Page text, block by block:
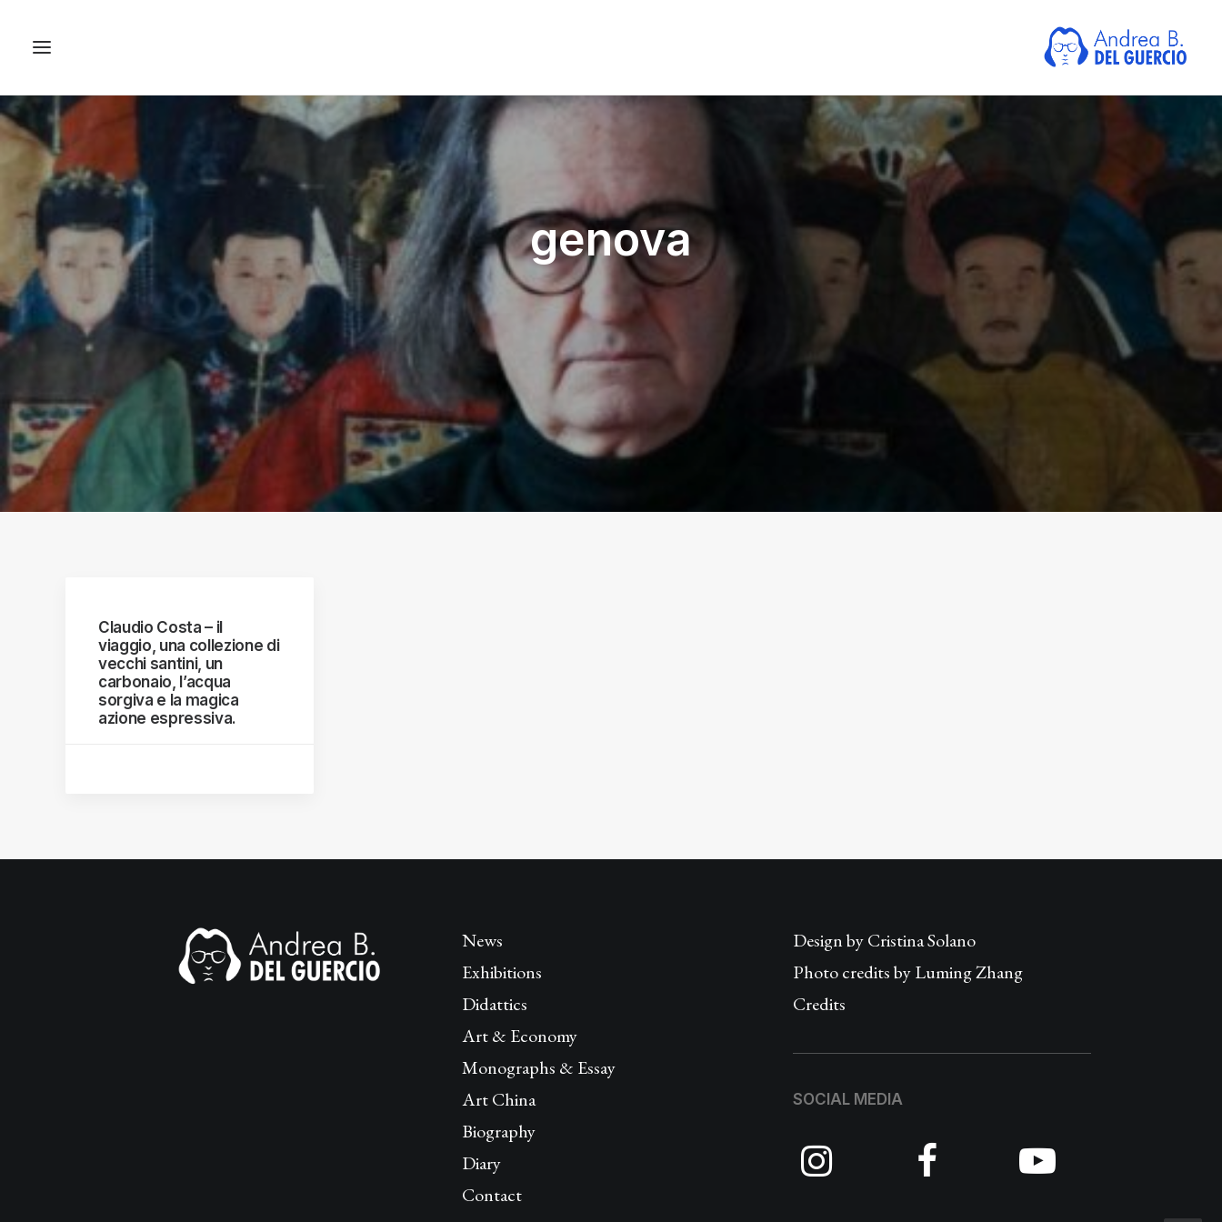
genova
Claudio Costa – il
viaggio, una collezione di
vecchi santini, un
carbonaio, l’acqua
sorgiva e la magica
azione espressiva.
News
Exhibitions
Didattics
Art & Economy
Monographs & Essay
Art China
Biography
Diary
Contact
Design byCristina Solano
Photo credits by Luming Zhang
Credits
SOCIAL MEDIA